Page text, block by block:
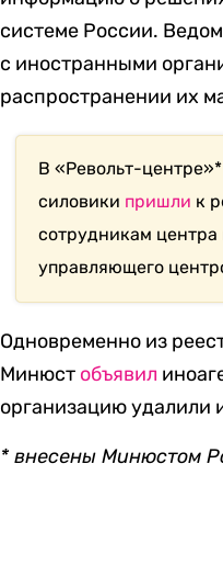
системе России.
с иностранными
распространении их
В «Револьт-
силовики пришли к
сотрудникам центра
управляющего
Одновременно из
Минюст объявил
организацию удалили
* внесены Минюстом